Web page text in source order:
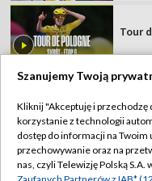
Tour
Szanujemy Twoją
Kliknij "Akceptuję i przechodzę
korzystanie z technologii
dostęp do informacji na
przechowywanie oraz na
nas, czyli Telewizję Polską S.A.